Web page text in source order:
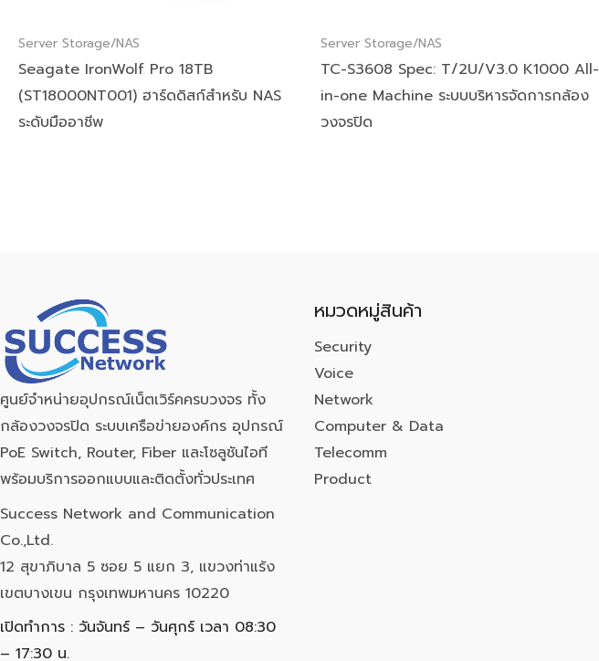
Server Storage/NAS
Seagate IronWolf Pro 18TB
(ST18000NT001) ฮาร์ดดิสก์สำหรับ NAS
ระดับมืออาชีพ
Server Storage/NAS
TC-S3608 Spec: T/2U/V3.0 K1000 All-
in-one Machine ระบบบริหารจัดการกล้อง
วงจรปิด
ศูนย์จำหน่ายอุปกรณ์เน็ตเวิร์คครบวงจร ทั้ง
กล้องวงจรปิด ระบบเครือข่ายองค์กร อุปกรณ์
PoE Switch, Router, Fiber และโซลูชันไอที
พร้อมบริการออกแบบและติดตั้งทั่วประเทศ
Success Network and Communication
Co.,Ltd.
12 สุขาภิบาล 5 ซอย 5 แยก 3, แขวงท่าแร้ง
เขตบางเขน กรุงเทพมหานคร 10220
เปิดทำการ : วันจันทร์ – วันศุกร์ เวลา 08:30
– 17:30 น.
หมวดหมู่สินค้า
Security
Voice
Network
Computer & Data
Telecomm
Product